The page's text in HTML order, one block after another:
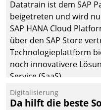
Zur Entwicklung setzte
man auf
Cloudtechnologie,
bewährte und Startup-
Partner sowie erstmals
agile Projektmethoden.
Datatrain ist dem SAP
beigetreten und wird
SAP HANA Cloud
über den SAP Store
Technologieplattform
noch innovativere
Service (SaaS).
Digitalisierung
Da hilft die beste